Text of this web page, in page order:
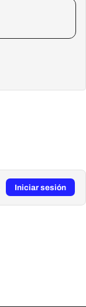
Iniciar sesión